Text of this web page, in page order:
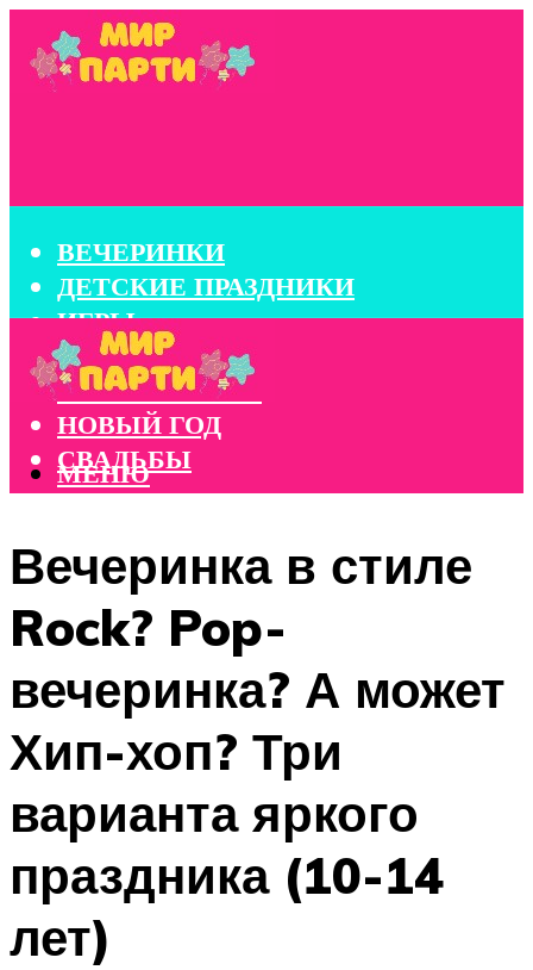
ВЕЧЕРИНКИ
ДЕТСКИЕ ПРАЗДНИКИ
ИГРЫ
КОНКУРСЫ
КОРПОРАТИВЫ
НОВЫЙ ГОД
СВАДЬБЫ
МЕНЮ
Вечеринка в стиле
Rock? Pop-
вечеринка? А может
Хип-хоп? Три
варианта яркого
праздника (10-14
лет)